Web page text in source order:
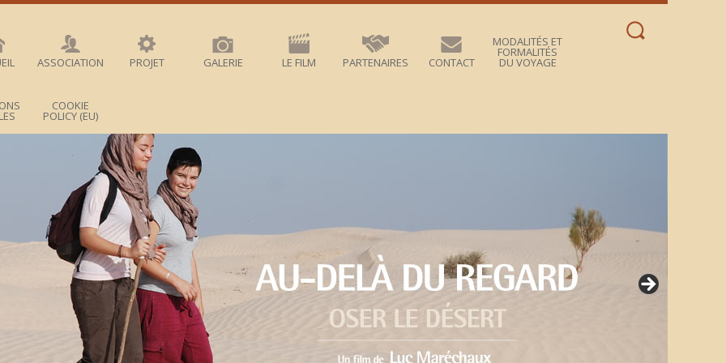
ASSOCIATION PROJET GALERIE LE FILM PARTENAIRES CONTACT
MODALITÉS ET
FORMALITÉS
DU VOYAGE
COOKIE
POLICY (EU)
Rechercher :